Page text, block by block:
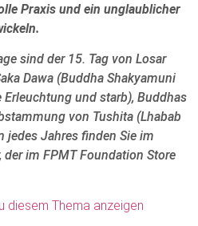
Praxis und ein unglaublicher
sind der 15. Tag von Losar
Dawa (Buddha Shakyamuni
Erleuchtung und starb), Buddhas
von Tushita (Lhabab
jedes Jahres finden Sie im
der im FPMT Foundation Store
diesem Thema anzeigen